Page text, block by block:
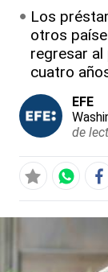
Los
otros
regresar
cuatro
EFE
de